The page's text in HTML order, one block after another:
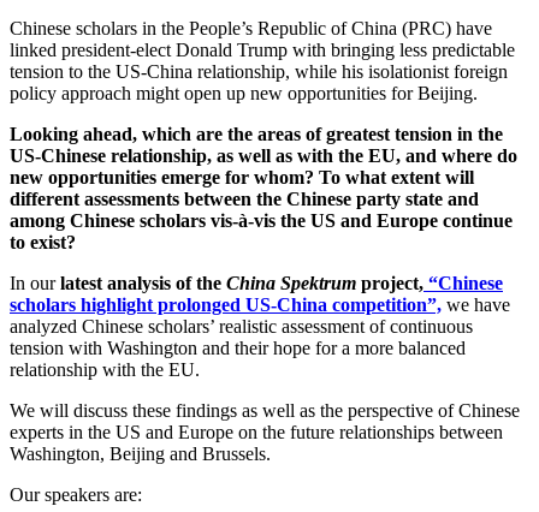
Chinese scholars in the People’s Republic of China (PRC) have
linked president-elect Donald Trump with bringing less predictable
tension to the US-China relationship, while his isolationist foreign
policy approach might open up new opportunities for Beijing.
Looking ahead, which are the areas of greatest tension in the
US-Chinese relationship, as well as with the EU, and where do
new opportunities emerge for whom? To what extent will
different assessments between the Chinese party state and
among Chinese scholars vis-à-vis the US and Europe continue
to exist?
In ourlatest analysis of the China Spektrum project, “Chinese
scholars highlight prolonged US-China competition”, we have
analyzed Chinese scholars’ realistic assessment of continuous
tension with Washington and their hope for a more balanced
relationship with the EU.
We will discuss these findings as well as the perspective of Chinese
experts in the US and Europe on the future relationships between
Washington, Beijing and Brussels.
Our speakers are: